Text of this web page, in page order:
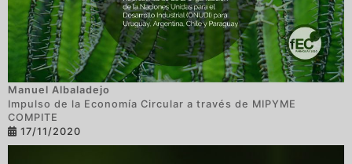
Manuel Albaladejo
Impulso de la Economía Circular a través de MIPYME
COMPITE
17/11/2020